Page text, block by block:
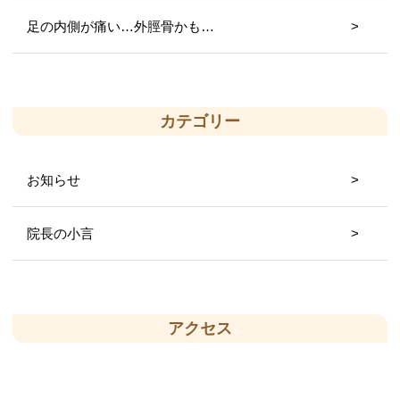
足の内側が痛い…外脛骨かも…
カテゴリー
お知らせ
院長の小言
アクセス